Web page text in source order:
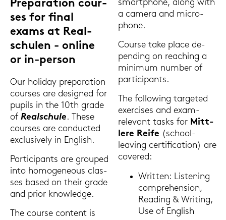
Pre­pa­ra­ti­on cour­
ses for final
exams at Re­al­
schu­len - on­line
or in-​person
Our ho­li­day pre­pa­ra­ti­on
cour­ses are de­si­gned for
pu­pils in the 10th grade
of Re­al­schu­le. These
cour­ses are con­duc­ted
ex­clu­si­ve­ly in Eng­lish.
Par­ti­ci­pants are grou­ped
into ho­mo­ge­neous clas­
ses based on their grade
and prior know­ledge.
The cour­se con­tent is
smart­pho­ne, along with
a ca­me­ra and mi­cro­
pho­ne.
Cour­se take place de­
pen­ding on rea­ching a
mi­ni­mum num­ber of
par­ti­ci­pants.
The fol­lo­wing tar­ge­ted
ex­er­cises and exam-​
relevant tasks for Mitt­
le­re Reife (school-​
leaving cer­ti­fi­ca­ti­on) are
co­ver­ed:
Writ­ten: Lis­te­ning
com­pre­hen­si­on,
Rea­ding & Wri­ting,
Use of Eng­lish